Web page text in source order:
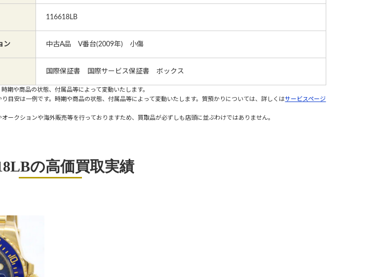
116618LB
ン 中古A品 V番台(2009年) 小傷
国際保証書 国際サービス保証書 ボックス
期や商品の状態、付属品等によって変動いたします。
目安は一例です。時期や商品の状態、付属品等によって変動いたします。質預かりについては、詳しくはサービスページ
ークションや海外販売等を行っておりますため、買取品が必ずしも店頭に並ぶわけではありません。
の高価買取実績